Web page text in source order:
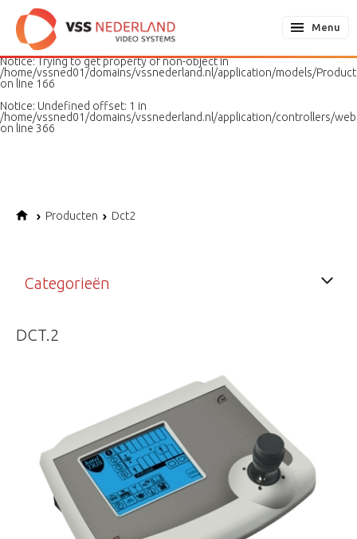
Notice: Undefined variable: page in
/home/vssned01/domains/vssnederland.nl/application/models/
on line
187
Notice: Trying to get property of non-object in
/home/vssned01/domains/vssnederland.nl/application/models/
on line 166
Notice: Undefined offset: 1 in
/home/vssned01/domains/vssnederland.nl/application/controllers/
on line 366
Menu
Producten Dct2
Categorieën
DCT.2